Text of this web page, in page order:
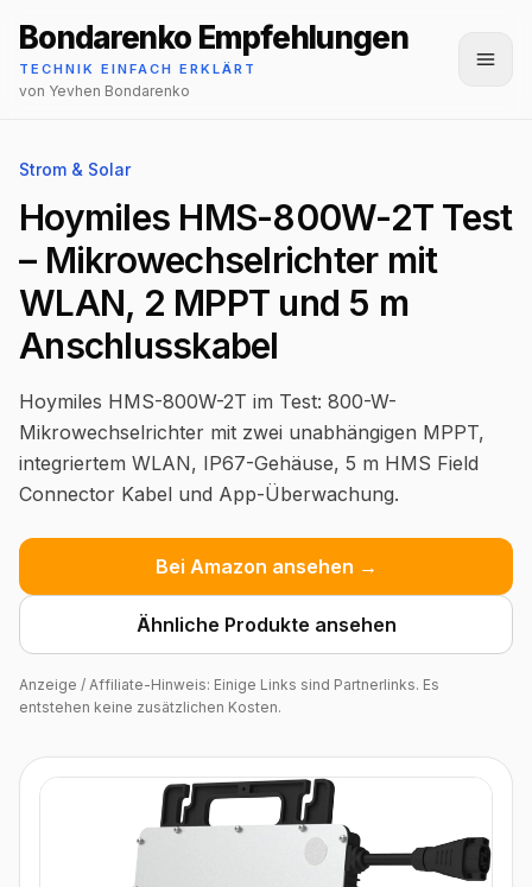
Bondarenko Empfehlungen
TECHNIK EINFACH ERKLÄRT
von Yevhen Bondarenko
Strom & Solar
Hoymiles HMS-800W-2T Test
– Mikrowechselrichter mit
WLAN, 2 MPPT und 5 m
Anschlusskabel
Hoymiles HMS-800W-2T im Test: 800-W-
Mikrowechselrichter mit zwei unabhängigen MPPT,
integriertem WLAN, IP67-Gehäuse, 5 m HMS Field
Connector Kabel und App-Überwachung.
Bei Amazon ansehen →
Ähnliche Produkte ansehen
Anzeige / Affiliate-Hinweis: Einige Links sind Partnerlinks. Es
entstehen keine zusätzlichen Kosten.